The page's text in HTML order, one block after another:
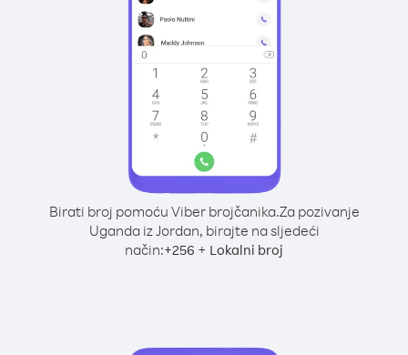
Birati broj pomoću Viber brojčanika.Za pozivanje
Uganda iz Jordan, birajte na sljedeći
način:+256 + Lokalni broj